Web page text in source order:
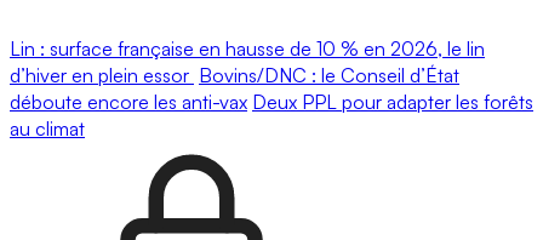
Lin : surface française en hausse de 10 % en 2026, le lin
d’hiver en plein essor Bovins/DNC : le Conseil d’État
déboute encore les anti-vax Deux PPL pour adapter les forêts
au climat